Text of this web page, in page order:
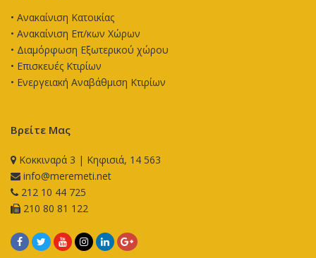
• Ανακαίνιση Κατοικίας
• Ανακαίνιση Επ/κων Χώρων
• Διαμόρφωση Εξωτερικού χώρου
• Επισκευές Κτιρίων
• Ενεργειακή Αναβάθμιση Κτιρίων
Βρείτε Μας
Κοκκιναρά 3 | Κηφισιά, 14 563
info@meremeti.net
212 10 44 725
210 80 81 122